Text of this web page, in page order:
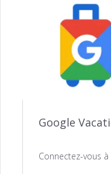
Google
Connectez-vous
Presse et
ACQUISITION